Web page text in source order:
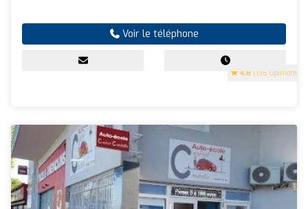
4.8 (136 Opinions)
Voir le téléphone